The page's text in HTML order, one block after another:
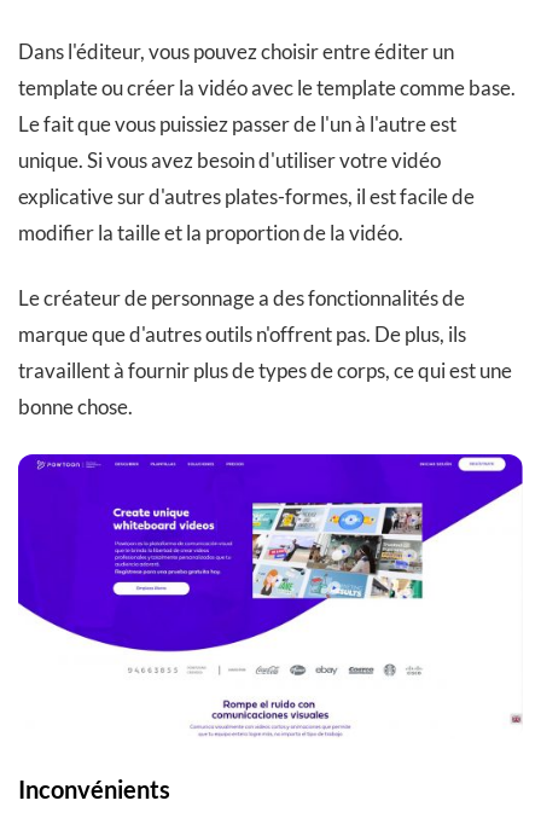
Dans l'éditeur, vous pouvez choisir entre éditer un
template ou créer la vidéo avec le template comme base.
Le fait que vous puissiez passer de l'un à l'autre est
unique. Si vous avez besoin d'utiliser votre vidéo
explicative sur d'autres plates-formes, il est facile de
modifier la taille et la proportion de la vidéo.
Le créateur de personnage a des fonctionnalités de
marque que d'autres outils n'offrent pas. De plus, ils
travaillent à fournir plus de types de corps, ce qui est une
bonne chose.
Inconvénients